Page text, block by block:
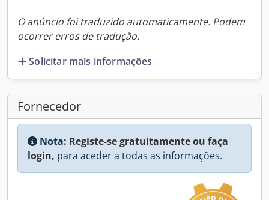
O anúncio foi traduzido automaticamente. Podem
ocorrer erros de tradução.
Solicitar mais informações
Fornecedor
Nota: Registe-se gratuitamente ou faça
login, para aceder a todas as informações.